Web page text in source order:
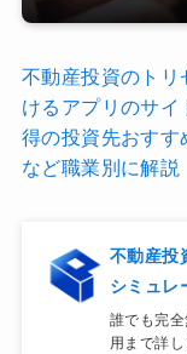
不動産投資のトリ
けるアプリのサイ
得の投資先おすす
など職業別に解説
不動産投
シミュレ
誰でも完
用まで詳し